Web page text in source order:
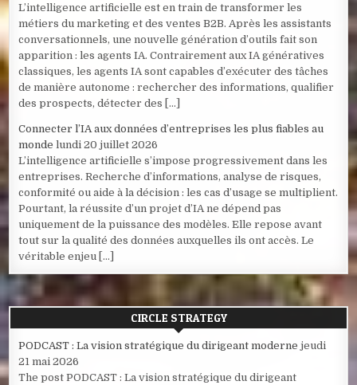
L’intelligence artificielle est en train de transformer les
métiers du marketing et des ventes B2B. Après les assistants
conversationnels, une nouvelle génération d’outils fait son
apparition : les agents IA. Contrairement aux IA génératives
classiques, les agents IA sont capables d’exécuter des tâches
de manière autonome : rechercher des informations, qualifier
des prospects, détecter des […]
Connecter l’IA aux données d’entreprises les plus fiables au
monde lundi 20 juillet 2026
L’intelligence artificielle s’impose progressivement dans les
entreprises. Recherche d’informations, analyse de risques,
conformité ou aide à la décision : les cas d’usage se multiplient.
Pourtant, la réussite d’un projet d’IA ne dépend pas
uniquement de la puissance des modèles. Elle repose avant
tout sur la qualité des données auxquelles ils ont accès. Le
véritable enjeu […]
CIRCLE STRATEGY
PODCAST : La vision stratégique du dirigeant moderne jeudi
21 mai 2026
The post PODCAST : La vision stratégique du dirigeant